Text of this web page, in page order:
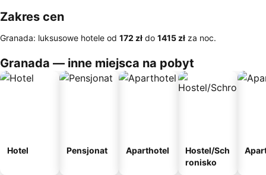
Zakres cen
Granada: luksusowe hotele od ‎172 zł do ‎1415 zł za noc.
Granada — inne miejsca na pobyt
Hotel Pensjonat Aparthotel
Hostel/Sch
ronisko